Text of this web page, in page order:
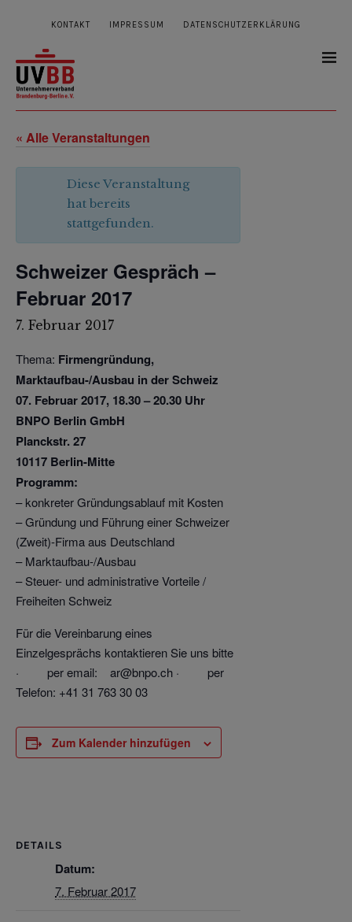
KONTAKT IMPRESSUM DATENSCHUTZERKLÄRUNG
« Alle Veranstaltungen
Diese Veranstaltung
hat bereits
stattgefunden.
Schweizer Gespräch –
Februar 2017
7. Februar 2017
Thema: Firmengründung,
Marktaufbau-/Ausbau in der Schweiz
07. Februar 2017, 18.30 – 20.30 Uhr
BNPO Berlin GmbH
Planckstr. 27
10117 Berlin-Mitte
Programm:
– konkreter Gründungsablauf mit Kosten
– Gründung und Führung einer Schweizer
(Zweit)-Firma aus Deutschland
– Marktaufbau-/Ausbau
– Steuer- und administrative Vorteile /
Freiheiten Schweiz
Für die Vereinbarung eines
Einzelgesprächs kontaktieren Sie uns bitte
· per email: ar@bnpo.ch · per
Telefon: +41 31 763 30 03
Zum Kalender hinzufügen
DETAILS
Datum:
7. Februar 2017